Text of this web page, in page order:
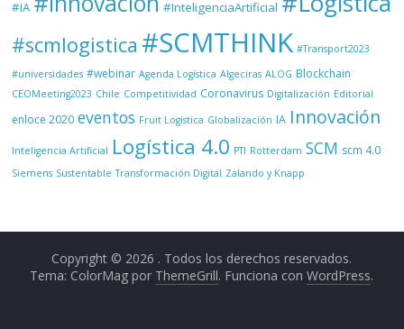
#IA #InteligenciaArtificial
#scmlogistica #SCMTHINK #Transport2023
#universidades #webinar Agenda Logística Algeciras ALOG Blockchain
CEOMeeting2023 Chile Competitividad Coronavirus Digitalización Editorial
enloce 2020 eventos Fruit Logistica Globalización IA Innovación
Inteligencia Artificial Logística 4.0 PTI Rotterdam SCM scm 4.0
Siemens Sustentable Transformación Digital Zalando y Knapp
Copyright © 2026 . Todos los derechos reservados.
Tema: ColorMag por ThemeGrill. Funciona conWordPress.